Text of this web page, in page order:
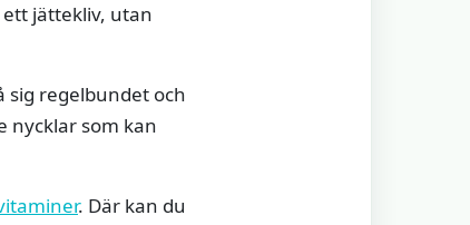
ett jättekliv, utan
sig regelbundet och
nycklar som kan
. Där kan du